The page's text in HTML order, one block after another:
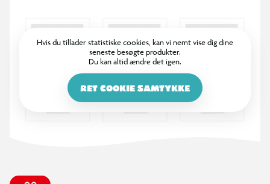
Hvis du tillader statistiske cookies, kan vi nemt vise dig dine
seneste besøgte produkter.
Du kan altid ændre det igen.
RET COOKIE SAMTYKKE